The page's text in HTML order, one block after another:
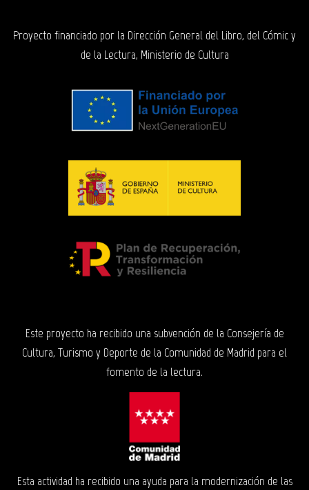
Proyecto financiado por la Dirección General del Libro, del Cómic y
de la Lectura, Ministerio de Cultura
Este proyecto ha recibido una subvención de la Consejería de
Cultura, Turismo y Deporte de la Comunidad de Madrid para el
fomento de la lectura.
Esta actividad ha recibido una ayuda para la modernización de las